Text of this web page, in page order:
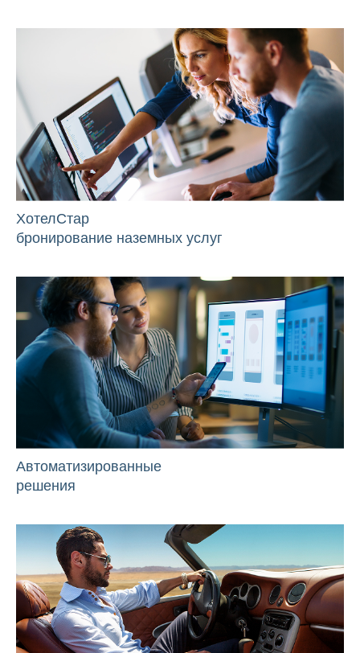
ХотелСтар
бронирование наземных услуг
Автоматизированные
решения